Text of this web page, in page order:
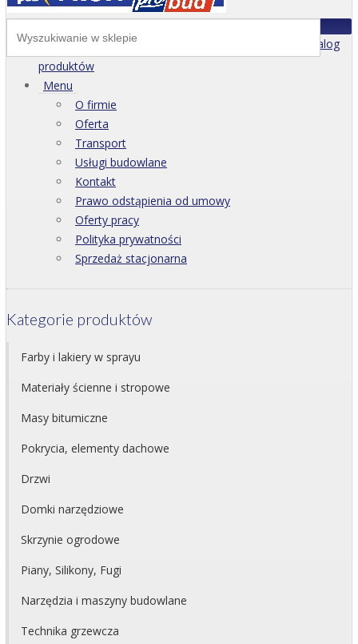
Katalog
produktów
Menu
O firmie
Oferta
Transport
Usługi budowlane
Kontakt
Prawo odstąpienia od umowy
Oferty pracy
Polityka prywatności
Sprzedaż stacjonarna
Kategorie produktów
Farby i lakiery w sprayu
Materiały ścienne i stropowe
Masy bitumiczne
Pokrycia, elementy dachowe
Drzwi
Domki narzędziowe
Skrzynie ogrodowe
Piany, Silikony, Fugi
Narzędzia i maszyny budowlane
Technika grzewcza